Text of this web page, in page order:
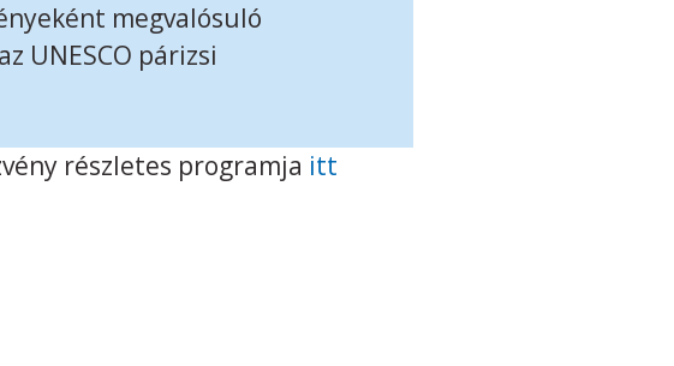
megvalósuló
UNESCO párizsi
részletes programja itt